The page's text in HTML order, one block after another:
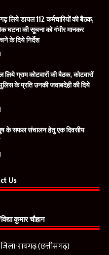
लिये डायल 112 कर्मचारियों की बैठक,
घटना की सूचना को गंभीर मानकर
के दिये निर्देश
लिये ग्राम कोटवारों की बैठक, कोटवारों
के प्रति उनकी जवाबदेही की दिये
के सफल संचालन हेतु एक दिवसीय
Us
कुमार चौहान
रायगढ़ (छत्तीसगढ़)